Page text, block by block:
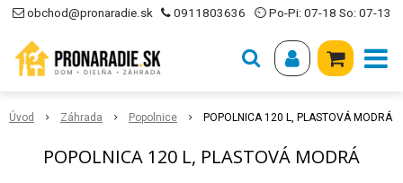
obchod@pronaradie.sk 0911803636 ⏲ Po-Pi: 07-18 So: 07-13
Úvod Záhrada Popolnice POPOLNICA 120 L, PLASTOVÁ MODRÁ
POPOLNICA 120 L, PLASTOVÁ MODRÁ